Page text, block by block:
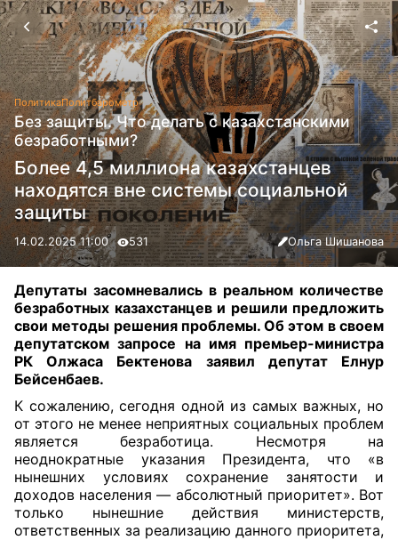
ПолитикаПолитбарометр
Без защиты. Что делать с казахстанскими
безработными?
Более 4,5 миллиона казахстанцев
находятся вне системы социальной
защиты
14.02.2025 11:00 531 Ольга Шишанова
Депутаты засомневались в реальном количестве
безработных казахстанцев и решили предложить
свои методы решения проблемы. Об этом в своем
депутатском запросе на имя премьер-министра
РК Олжаса Бектенова заявил депутат Елнур
Бейсенбаев.
К сожалению, сегодня одной из самых важных, но
от этого не менее неприятных социальных проблем
является безработица. Несмотря на
неоднократные указания Президента, что «в
нынешних условиях сохранение занятости и
доходов населения — абсолютный приоритет». Вот
только нынешние действия министерств,
ответственных за реализацию данного приоритета,